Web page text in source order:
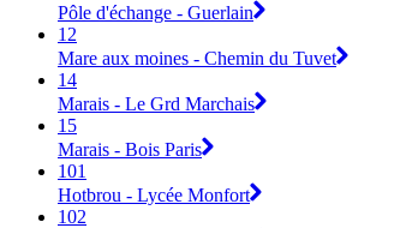
Pôle d'échange - Guerlain
12
Mare aux moines - Chemin du Tuvet
14
Marais - Le Grd Marchais
15
Marais - Bois Paris
101
Hotbrou - Lycée Monfort
102